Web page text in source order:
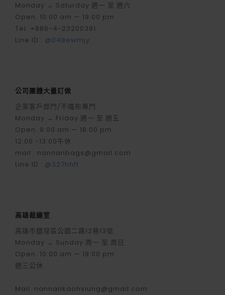
Monday → Saturday 週一 至 週六
Open. 10:00 am — 19:00 pm
Tel. +886-4-23200381
Line ID : @048ewmjy
公司團體大量訂做
企業客戶部門/不織布專門
Monday → Friday 週一 至 週五
Open. 9:00 am — 18:00 pm
12:00 -13:00午休
mail : nannanbags@gmail.com
Line ID : @327fihft
高雄裁縫室
高雄市鹽埕區公園二路12巷13號
Monday → Sunday 周一 至 周日
Open. 10:00 am — 19:00 pm
週三公休
Mail. nannankaohsiung@gmail.com